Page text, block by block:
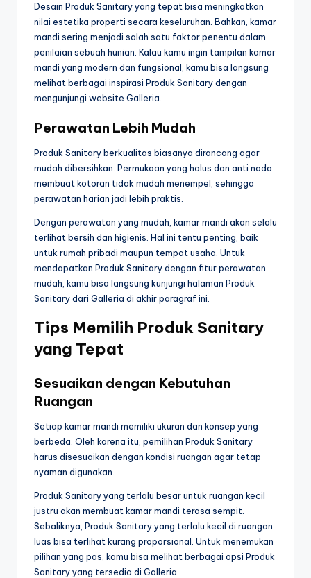
Desain Produk Sanitary yang tepat bisa meningkatkan
nilai estetika properti secara keseluruhan. Bahkan, kamar
mandi sering menjadi salah satu faktor penentu dalam
penilaian sebuah hunian. Kalau kamu ingin tampilan kamar
mandi yang modern dan fungsional, kamu bisa langsung
melihat berbagai inspirasi Produk Sanitary dengan
mengunjungi website Galleria.
Perawatan Lebih Mudah
Produk Sanitary berkualitas biasanya dirancang agar
mudah dibersihkan. Permukaan yang halus dan anti noda
membuat kotoran tidak mudah menempel, sehingga
perawatan harian jadi lebih praktis.
Dengan perawatan yang mudah, kamar mandi akan selalu
terlihat bersih dan higienis. Hal ini tentu penting, baik
untuk rumah pribadi maupun tempat usaha. Untuk
mendapatkan Produk Sanitary dengan fitur perawatan
mudah, kamu bisa langsung kunjungi halaman Produk
Sanitary dari Galleria di akhir paragraf ini.
Tips Memilih Produk Sanitary
yang Tepat
Sesuaikan dengan Kebutuhan
Ruangan
Setiap kamar mandi memiliki ukuran dan konsep yang
berbeda. Oleh karena itu, pemilihan Produk Sanitary
harus disesuaikan dengan kondisi ruangan agar tetap
nyaman digunakan.
Produk Sanitary yang terlalu besar untuk ruangan kecil
justru akan membuat kamar mandi terasa sempit.
Sebaliknya, Produk Sanitary yang terlalu kecil di ruangan
luas bisa terlihat kurang proporsional. Untuk menemukan
pilihan yang pas, kamu bisa melihat berbagai opsi Produk
Sanitary yang tersedia di Galleria.